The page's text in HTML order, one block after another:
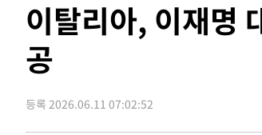
이탈리아, 이재명
공
등록 2026.06.11 07:02:52